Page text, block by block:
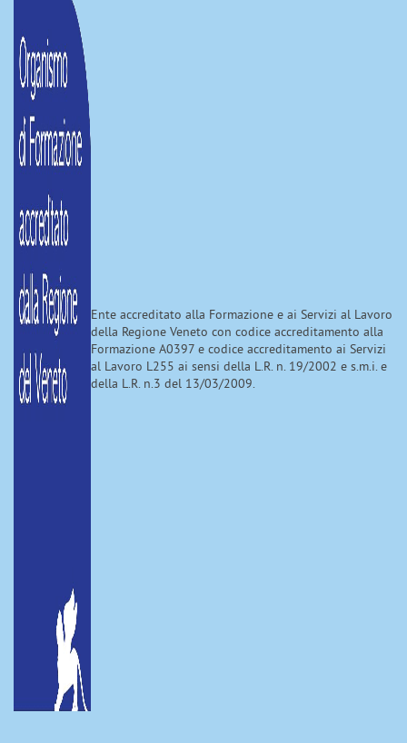
Ente accreditato alla Formazione e ai Servizi al Lavoro
della Regione Veneto con codice accreditamento alla
Formazione A0397 e codice accreditamento ai Servizi
al Lavoro L255 ai sensi della L.R. n. 19/2002 e s.m.i. e
della L.R. n.3 del 13/03/2009.